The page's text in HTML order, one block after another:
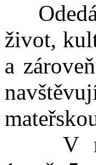
život,
a
V